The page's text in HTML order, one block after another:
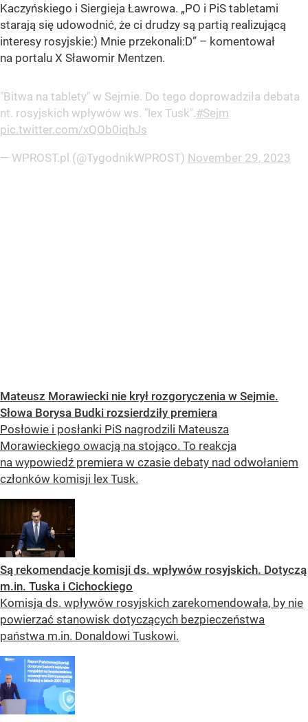
Kaczyńskiego i Siergieja Ławrowa. „PO i PiS tabletami
starają się udowodnić, że ci drudzy są partią realizującą
interesy rosyjskie:) Mnie przekonali:D” – komentował
na portalu X Sławomir Mentzen.
"Bitwa na tablety" w Sejmie. Do tego doprowadziła debata
nt. rosyjskich wpływów ws. "lex Tusk".#Sejm
pic.twitter.com/xQOb0iqhJs
— WPROST.pl (@TygodnikWPROST) November 29, 2023
Mateusz Morawiecki nie krył rozgoryczenia w Sejmie.
Słowa Borysa Budki rozsierdziły premiera
Posłowie i posłanki PiS nagrodzili Mateusza
Morawieckiego owacją na stojąco. To reakcja
na wypowiedź premiera w czasie debaty nad odwołaniem
członków komisji lex Tusk.
Są rekomendacje komisji ds. wpływów rosyjskich. Dotyczą
m.in. Tuska i Cichockiego
Komisja ds. wpływów rosyjskich zarekomendowała, by nie
powierzać stanowisk dotyczących bezpieczeństwa
państwa m.in. Donaldowi Tuskowi.